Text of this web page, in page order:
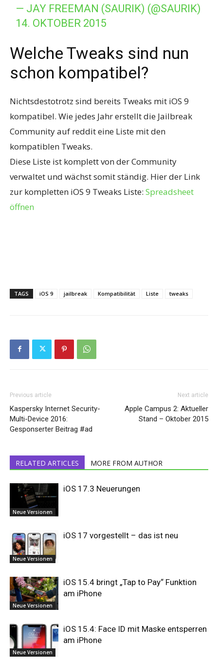
— JAY FREEMAN (SAURIK) (@SAURIK)
14. OKTOBER 2015
Welche Tweaks sind nun
schon kompatibel?
Nichtsdestotrotz sind bereits Tweaks mit iOS 9
kompatibel. Wie jedes Jahr erstellt die Jailbreak
Community auf reddit eine Liste mit den
kompatiblen Tweaks.
Diese Liste ist komplett von der Community
verwaltet und wächst somit ständig. Hier der Link
zur kompletten iOS 9 Tweaks Liste: Spreadsheet
öffnen
TAGS iOS 9 jailbreak Kompatibilität Liste tweaks
Previous article
Kaspersky Internet Security-
Multi-Device 2016:
Gesponserter Beitrag #ad
Next article
Apple Campus 2: Aktueller
Stand – Oktober 2015
RELATED ARTICLES MORE FROM AUTHOR
Neue Versionen
iOS 17.3 Neuerungen
Neue Versionen
iOS 17 vorgestellt – das ist neu
Neue Versionen
iOS 15.4 bringt „Tap to Pay“ Funktion
am iPhone
Neue Versionen
iOS 15.4: Face ID mit Maske entsperren
am iPhone